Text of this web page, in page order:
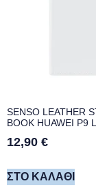
SENSO LEATHER
BOOK HUAWEI P9
12,90 €
ΣΤΟ ΚΑΛΆΘΙ